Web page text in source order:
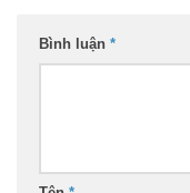
Bình luận *